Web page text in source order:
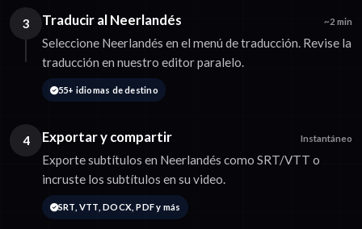
3 Traducir al Neerlandés ~2 min
Seleccione Neerlandés en el menú de traducción. Revise la
traducción en nuestro editor paralelo.
55+ idiomas de destino
4 Exportar y compartir Instantáneo
Exporte subtítulos en Neerlandés como SRT/VTT o
incruste los subtítulos en su video.
SRT, VTT, DOCX, PDF y más